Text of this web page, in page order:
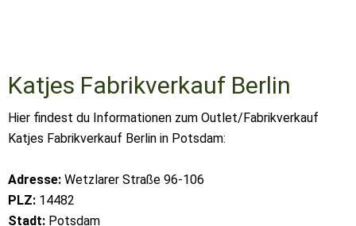
Katjes Fabrikverkauf Berlin
Hier findest du Informationen zum Outlet/Fabrikverkauf
Katjes Fabrikverkauf Berlin in Potsdam:
Adresse: Wetzlarer Straße 96-106
PLZ: 14482
Stadt: Potsdam